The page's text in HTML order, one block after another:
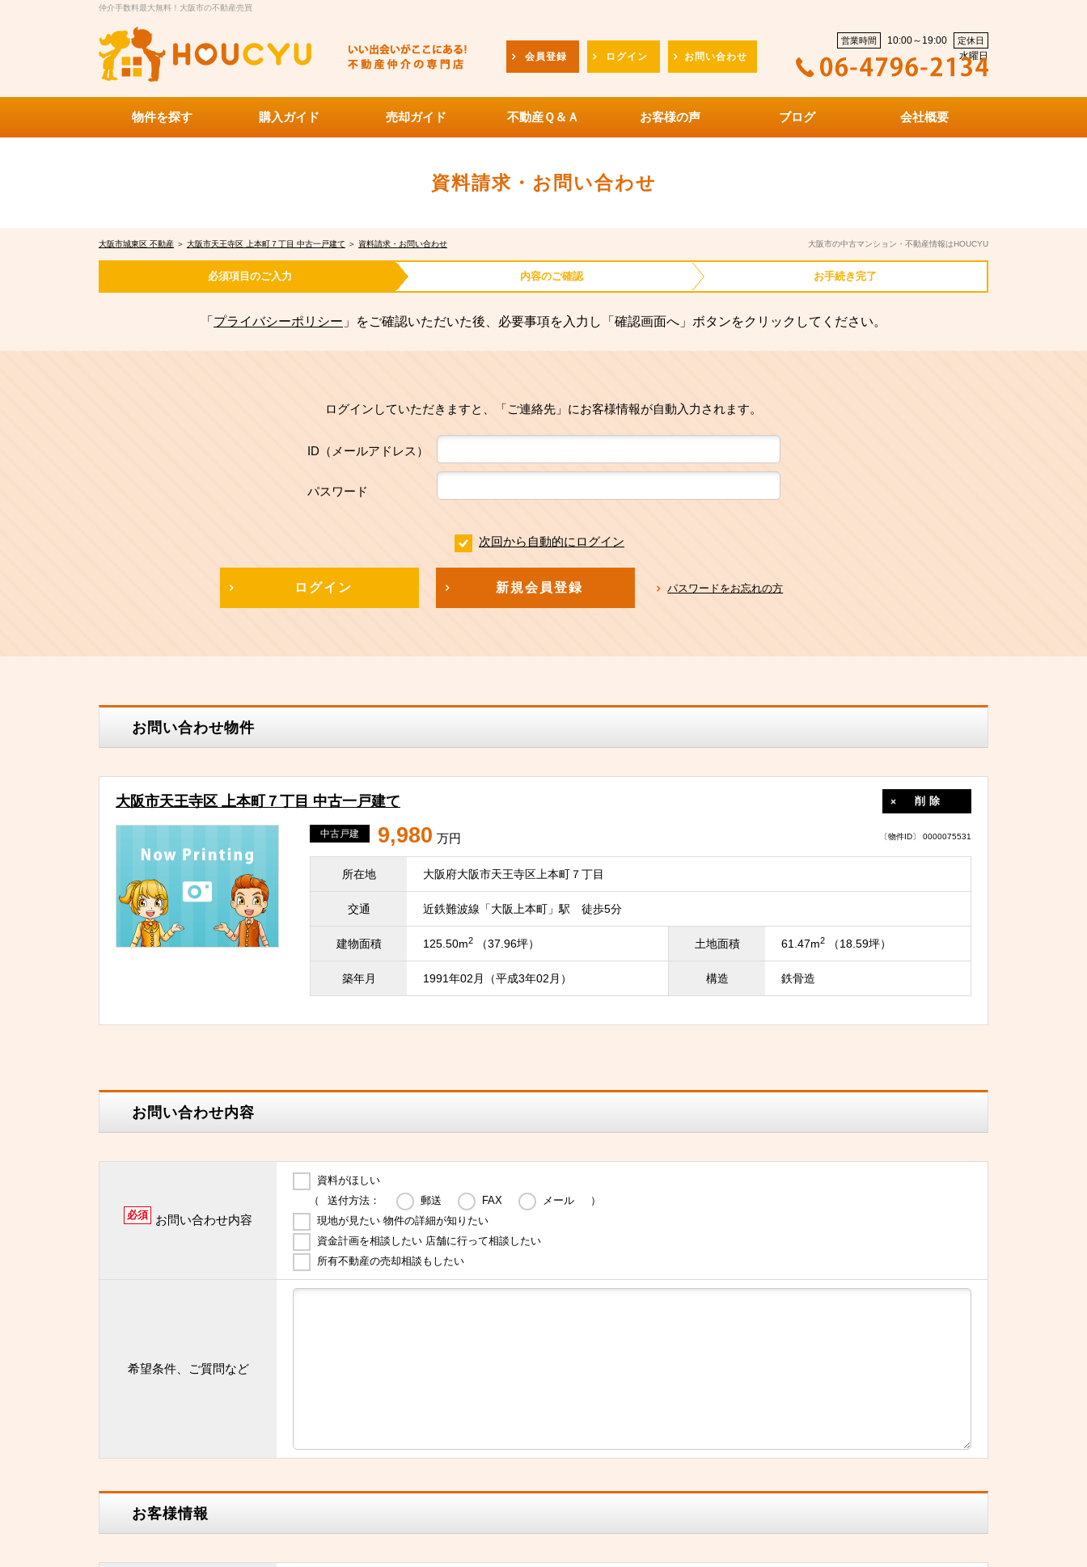
仲介手数料最大無料！大阪市の不動産売買
会員登録 ログイン お問い合わせ
営業時間 10:00～19:00 定休日
水曜日
物件を探す 購入ガイド 売却ガイド 不動産Ｑ＆Ａ お客様の声 ブログ 会社概要
資料請求・お問い合わせ
大阪市城東区 不動産 ＞ 大阪市天王寺区 上本町７丁目 中古一戸建て ＞ 資料請求・お問い合わせ 大阪市の中古マンション・不動産情報はHOUCYU
必須項目のご入力 内容のご確認 お手続き完了
「 プライバシーポリシー 」をご確認いただいた後、必要事項を入力し「確認画面へ」ボタンをクリックしてください。
ログインしていただきますと、「ご連絡先」にお客様情報が自動入力されます。
ID（メールアドレス）
パスワード
次回から自動的にログイン
ログイン 新規会員登録 パスワードをお忘れの方
お問い合わせ物件
大阪市天王寺区 上本町７丁目 中古一戸建て 削除
〔物件ID〕 0000075531
中古戸建 9,980 万円
所在地 大阪府大阪市天王寺区上本町７丁目
交通 近鉄難波線「大阪上本町」駅 徒歩5分
建物面積 125.50m2 （37.96坪） 土地面積 61.47m2 （18.59坪）
築年月 1991年02月（平成3年02月） 構造 鉄骨造
お問い合わせ内容
必須 お問い合わせ内容
資料がほしい
（
送付方法： 郵送 FAX メール
）
現地が見たい 物件の詳細が知りたい
資金計画を相談したい 店舗に行って相談したい
所有不動産の売却相談もしたい
希望条件、ご質問など
お客様情報